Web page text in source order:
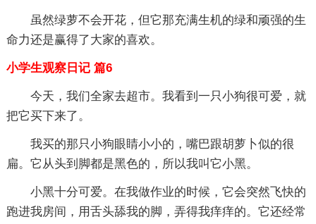
虽然绿萝不会开花，但它那充满生机的绿和顽强的生
命力还是赢得了大家的喜欢。
小学生观察日记 篇6
今天，我们全家去超市。我看到一只小狗很可爱，就
把它买下来了。
我买的那只小狗眼睛小小的，嘴巴跟胡萝卜似的很
扁。它从头到脚都是黑色的，所以我叫它小黑。
小黑十分可爱。在我做作业的时候，它会突然飞快的
跑进我房间，用舌头舔我的脚，弄得我痒痒的。它还经常